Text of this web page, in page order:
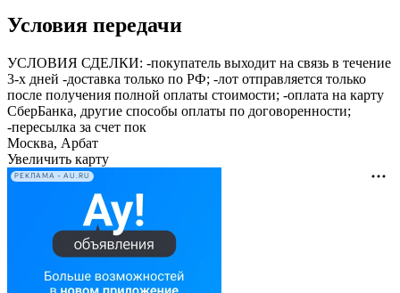
Условия передачи
УСЛОВИЯ СДЕЛКИ: -покупатель выходит на связь в течение
3-х дней -доставка только по РФ; -лот отправляется только
после получения полной оплаты стоимости; -оплата на карту
СберБанка, другие способы оплаты по договоренности;
-пересылка за счет пок
Москва, Арбат
Увеличить карту
РЕКЛАМА • AU.RU